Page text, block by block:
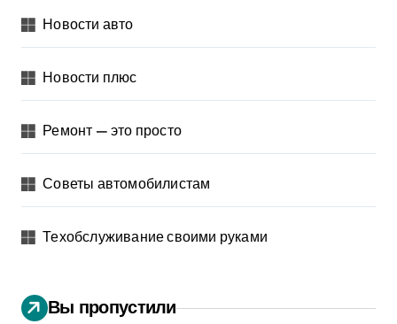
Новости авто
Новости плюс
Ремонт — это просто
Советы автомобилистам
Техобслуживание своими руками
Вы пропустили